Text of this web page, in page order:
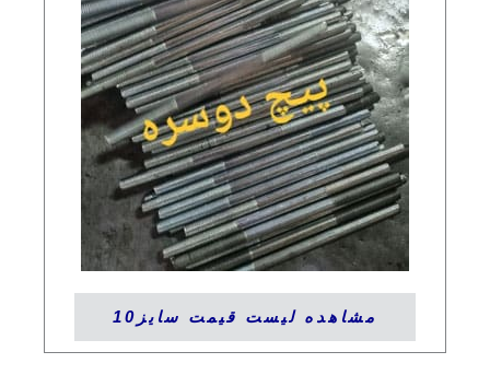
مشاهده لیست قیمت سایز10